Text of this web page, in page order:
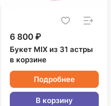
6 800 ₽
Букет MIX из 31 астры
в корзине
Подробнее
В корзину